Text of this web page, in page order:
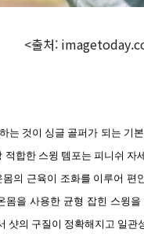
<출처:
는 것이 싱글 골퍼가 되는 기
적합한 스윙 템포는 피니쉬 자
의 근육이 조화를 이루어 편
몸을 사용한 균형 잡힌 스윙을
샷의 구질이 정확해지고 일관